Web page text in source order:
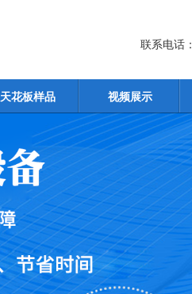
联系电话：
天花板样品 视频展示